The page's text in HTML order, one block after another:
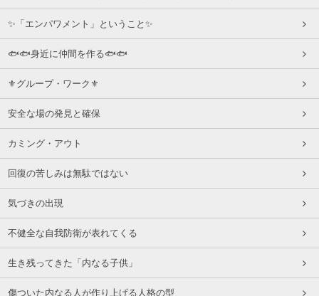
✨「エンパワメント」ということ✨
🐟🐟身近に仲間を作る🐟🐟
⚜グループ・ワーク⚜
安全な場の発見と確保
カミング・アウト
回復の苦しみは無駄ではない
気づきの出現
不健全な自我防衛が表れてくる
生き残ってきた「内なる子供」
傷ついた内なる人が作り上げる人格の型